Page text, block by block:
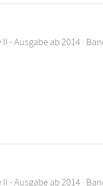
- Ausgabe ab 2014 ·
- Ausgabe ab 2014 ·